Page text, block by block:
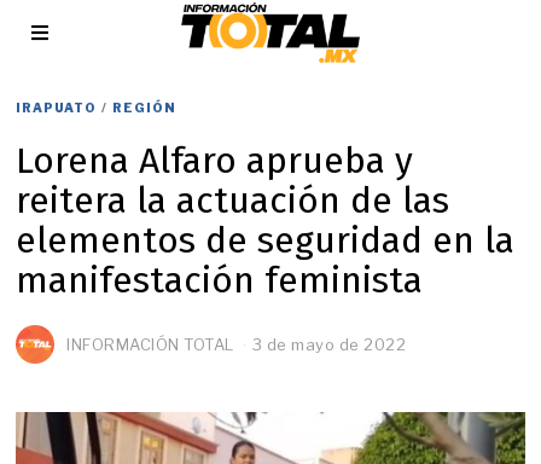
IRAPUATO / REGIÓN
Lorena Alfaro aprueba y
reitera la actuación de las
elementos de seguridad en la
manifestación feminista
INFORMACIÓN TOTAL 3 de mayo de 2022
m
a
y